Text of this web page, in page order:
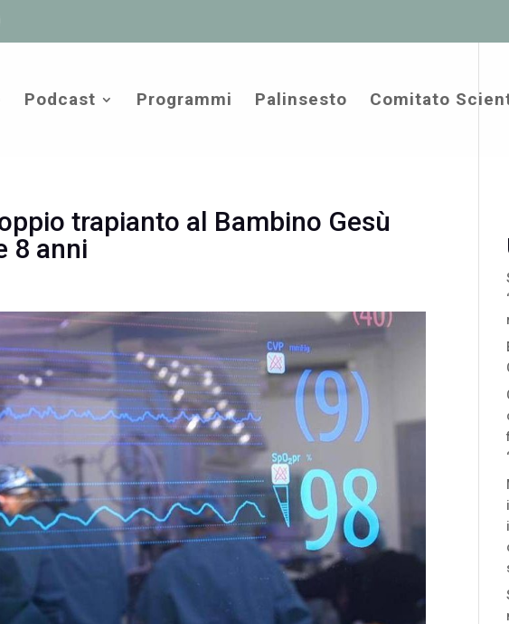
Podcast Programmi Palinsesto Comitato
trapianto al Bambino Gesù
8 anni